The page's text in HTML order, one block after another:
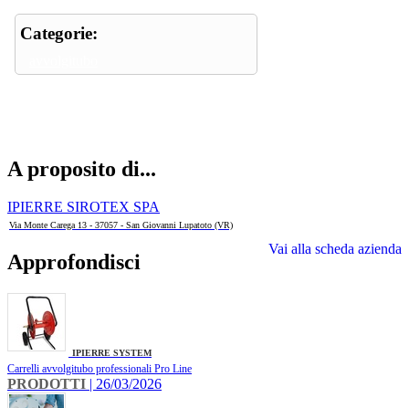
Categorie:
A proposito di...
IPIERRE SIROTEX SPA
Via Monte Carega 13 - 37057 - San Giovanni Lupatoto (VR)
Vai alla scheda azienda
Approfondisci
IPIERRE SYSTEM
Carrelli avvolgitubo professionali Pro Line
PRODOTTI | 26/03/2026